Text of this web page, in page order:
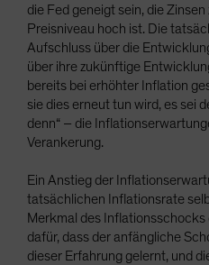
die Fed geneigt sein, die
Preisniveau hoch ist. Die
Aufschluss über die
über ihre zukünftige
bereits bei erhöhter Inflation
sie dies erneut tun wird, es sei
denn“ – die
Verankerung.
Ein Anstieg der
tatsächlichen Inflationsrate
Merkmal des
dafür, dass der anfängliche
dieser Erfahrung gelernt, und